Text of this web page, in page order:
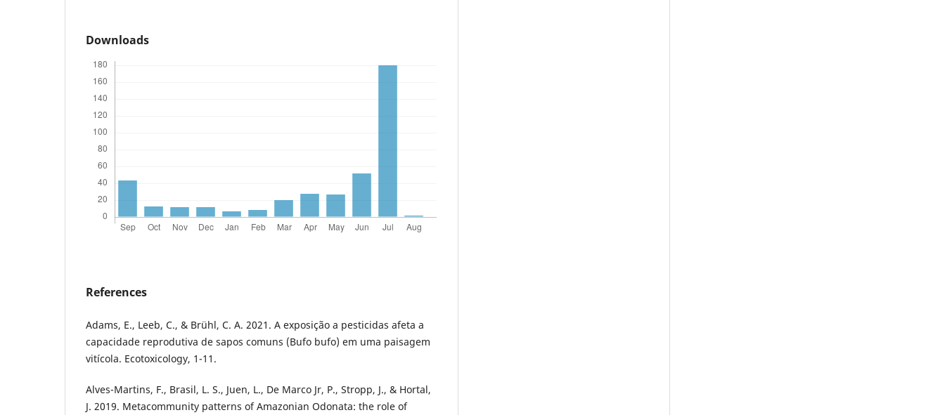
Downloads
References
Adams, E., Leeb, C., & Brühl, C. A. 2021. A exposição a pesticidas afeta a
capacidade reprodutiva de sapos comuns (Bufo bufo) em uma paisagem
vitícola. Ecotoxicology, 1-11.
Alves-Martins, F., Brasil, L. S., Juen, L., De Marco Jr, P., Stropp, J., & Hortal,
J. 2019. Metacommunity patterns of Amazonian Odonata: the role of